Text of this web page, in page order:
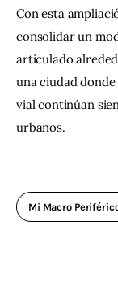
Con esta
consolidar un
articulado
una ciudad
vial continúan
urbanos.
Mi Macro